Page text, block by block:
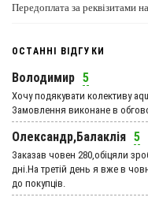
Передоплата за реквізитами
ОСТАННІ ВІДГУКИ
Володимир 5
Хочу подякувати колективу
Замовлення виконане в
Олександр,Балаклія 5
Заказав човен 280,обіцяли
дні.На третій день я вже в
до покупців.